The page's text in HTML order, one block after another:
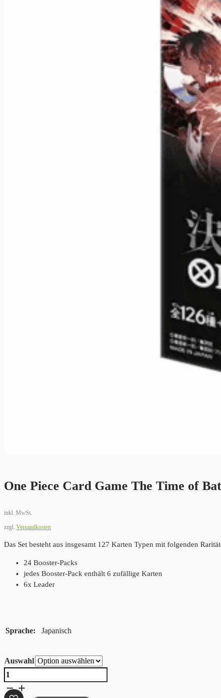
One Piece Card Game The Time of
inkl. MwSt.
zzgl. Versandkosten
Das Set besteht aus insgesamt 127 Karten Typen mit folgenden
24 Booster-Packs
jedes Booster-Pack enthält 6 zufällige Karten
6x Leader
Sprache Japanisch
Auswahl
One
Piece